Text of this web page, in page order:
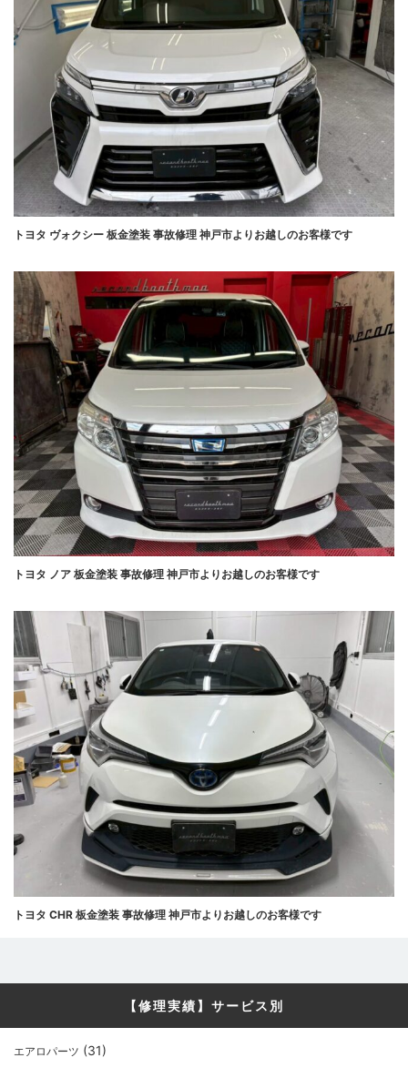
トヨタ ヴォクシー 板金塗装 事故修理 神戸市よりお越しのお客様です
トヨタ ノア 板金塗装 事故修理 神戸市よりお越しのお客様です
トヨタ CHR 板金塗装 事故修理 神戸市よりお越しのお客様です
【修理実績】サービス別
エアロパーツ (31)